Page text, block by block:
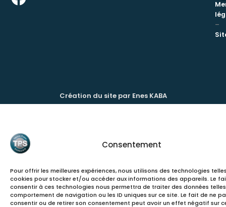
Consentement
Pour offrir les meilleures expériences, nous utilisons des technologies
cookies pour stocker et/ou accéder aux informations des appareils. Le
consentir à ces technologies nous permettra de traiter des données
comportement de navigation ou les ID uniques sur ce site. Le fait de ne
consentir ou de retirer son consentement peut avoir un effet négatif sur
–
Création du site par Enes KABA